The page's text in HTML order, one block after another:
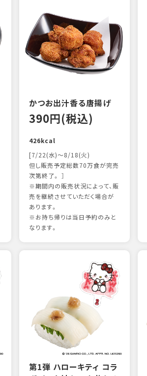
かつお出汁香る唐揚げ
390円(税込)
426kcal
[7/22(水)～8/18(火)
但し販売予定総数70万食が完売
次第終了。 ］
※期間内の販売状況によって、販
売を継続させていただく場合が
あります。
※お持ち帰りは当日予約のみと
なります。
第1弾 ハローキティ コラ